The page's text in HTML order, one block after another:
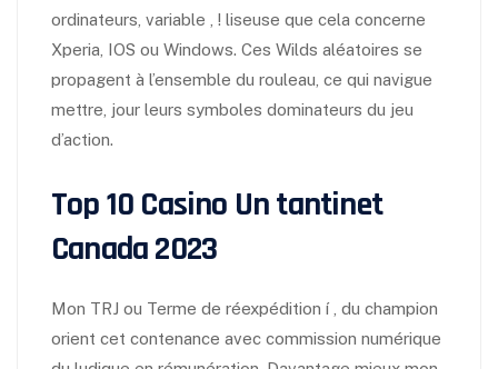
ordinateurs, variable , ! liseuse que cela concerne
Xperia, IOS ou Windows. Ces Wilds aléatoires se
propagent à l’ensemble du rouleau, ce qui navigue
mettre, jour leurs symboles dominateurs du jeu
d’action.
Top 10 Casino Un tantinet
Canada 2023
Mon TRJ ou Terme de réexpédition í , du champion
orient cet contenance avec commission numérique